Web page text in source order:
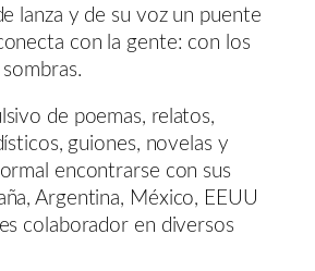
lanza y de su voz un puente
con la gente: con los
de poemas, relatos,
guiones, novelas y
encontrarse con sus
Argentina, México, EEUU
colaborador en diversos